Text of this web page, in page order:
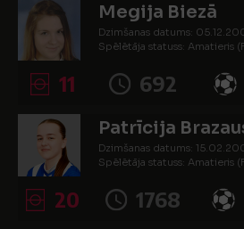
Megija Biezā
Dzimšanas datums:
Spēlētāja statuss: Amatieris
11 692
Patrīcija
Dzimšanas datums:
Spēlētāja statuss: Amatieris
20 1768